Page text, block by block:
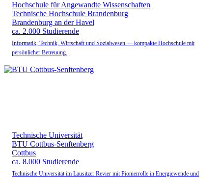
Hochschule für Angewandte Wissenschaften
Technische Hochschule Brandenburg
Brandenburg an der Havel
ca. 2.000 Studierende
Informatik, Technik, Wirtschaft und Sozialwesen — kompakte Hochschule mit
persönlicher Betreuung.
Technische Universität
BTU Cottbus-Senftenberg
Cottbus
ca. 8.000 Studierende
Technische Universität im Lausitzer Revier mit Pionierrolle in Energiewende und